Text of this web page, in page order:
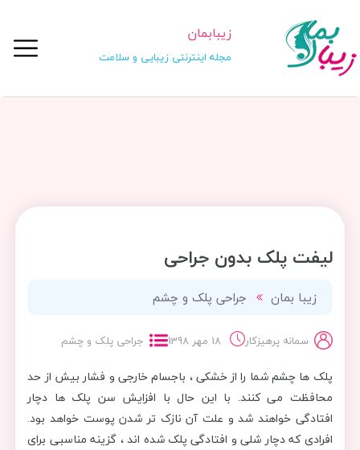
زیبابمان
مجله اینترنتی زیبایی و سلامت
لیفت پلک بدون جراحی
زیبا بمان جراحی پلک و چشم
سمانه پرهیزکار 18 مهر 1398 جراحی پلک و چشم
پلک ها چشم شما را از خشکی ، باجسام خارجی و فشار بیش از حد
محافظت می کنند. با این حال با افزایش سن پلک ها دچار
افتادگی خواهند شد و علت آن نازک تر شدن پوست خواهد بود.
افرادی که دچار شلی و افتادگی پلک شده اند ، گزینه مناسبی برای